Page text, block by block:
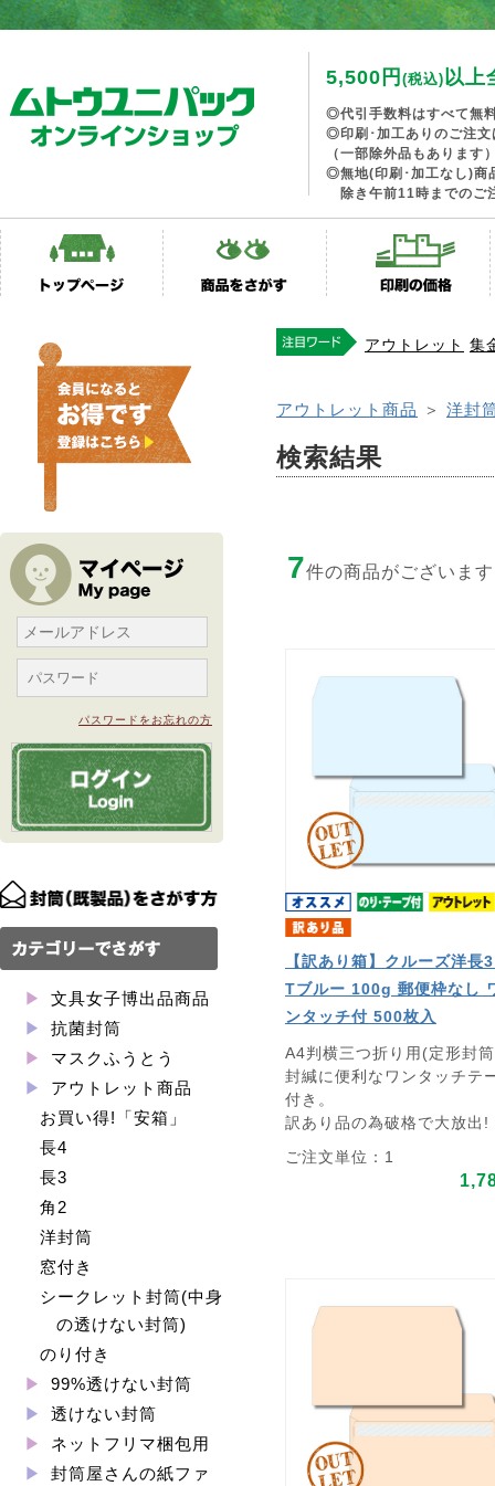
5,500円 (税込)以上
◎代引手数料はすべて無
◎印刷･加工ありのご注文
（一部除外品もあります
◎無地(印刷･加工なし)商
除き午前11時までのご
パスワードをお忘れの方
文具女子博出品商品
抗菌封筒
マスクふうとう
アウトレット商品
お買い得!「安箱」
長4
長3
角2
洋封筒
窓付き
シークレット封筒(中身
の透けない封筒)
のり付き
99%透けない封筒
透けない封筒
ネットフリマ梱包用
封筒屋さんの紙ファ
アウトレット 集
アウトレット商品 ＞ 洋封
検索結果
7件の商品がございま
【訳あり箱】クルーズ洋長
Tブルー 100g 郵便枠なし
ンタッチ付 500枚入
A4判横三つ折り用(定形封
封緘に便利なワンタッチテ
付き。
訳あり品の為破格で大放出!
ご注文単位：1